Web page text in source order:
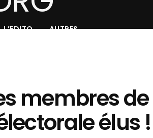
L’EDITO AUTRES
membres
élus !